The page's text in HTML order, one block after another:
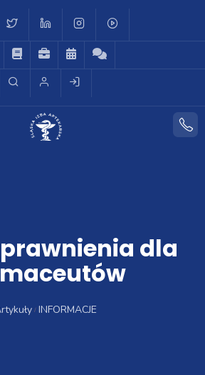
dla
INFORMACJE